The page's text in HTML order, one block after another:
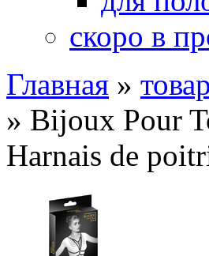
скоро в
Главная »
» Bijoux Pour
Harnais de